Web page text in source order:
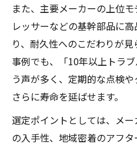
修理や保証で後悔
ツ
また、主要メーカーの上位
レッサーなどの基幹部品に
り、耐久性へのこだわりが
事例でも、「10年以上トラ
う声が多く、定期的な点検
さらに寿命を延ばせます。
選定ポイントとしては、メ
の入手性、地域密着のアフ